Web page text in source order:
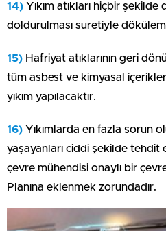
14) Yıkım atıkları hiçbir
doldurulması suretiyle
15) Hafriyat atıklarının geri
tüm asbest ve kimyasal
yıkım yapılacaktır.
16) Yıkımlarda en fazla sorun
yaşayanları ciddi şekilde
çevre mühendisi onaylı bir
Planına eklenmek zorundadır.